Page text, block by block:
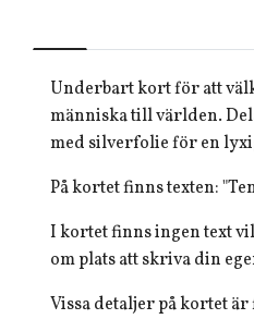
Underbart kort för att
människa till världen.
med silverfolie för en
På kortet finns texten:
I kortet finns ingen text
om plats att skriva din
Vissa detaljer på kortet